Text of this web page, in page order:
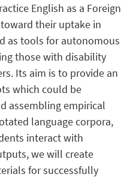
English as a Foreign
toward their uptake in
as tools for autonomous
those with disability
Its aim is to provide an
which could be
assembling empirical
language corpora,
interact with
we will create
for successfully